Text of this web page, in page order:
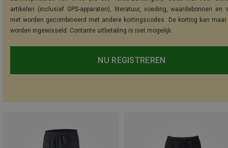
artikelen (inclusief GPS-apparaten), literatuur, voeding, waardebonnen en
niet worden gecombineerd met andere kortingscodes. De korting kan maar
worden ingewisseld. Contante uitbetaling is niet mogelijk.
NU REGISTREREN